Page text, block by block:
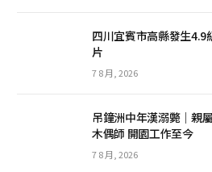
四川宜賓市高縣發生4.9
片
7 8 月, 2026
吊鐘洲中年漢溺斃｜親
木偶師 開園工作至今
7 8 月, 2026